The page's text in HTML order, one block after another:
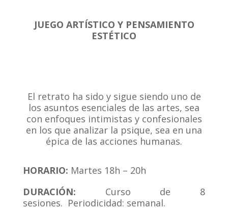
JUEGO ARTÍSTICO Y PENSAMIENTO
ESTÉTICO
El retrato ha sido y sigue siendo uno de
los asuntos esenciales de las artes, sea
con enfoques intimistas y confesionales
en los que analizar la psique, sea en una
épica de las acciones humanas.
HORARIO: Martes 18h – 20h
DURACIÓN: Curso de 8
sesiones. Periodicidad: semanal.